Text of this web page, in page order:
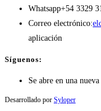
Whatsapp+54 3329
Correo electrónico:
aplicación
Síguenos:
Se abre en una nueva
Desarrollado por Syloper